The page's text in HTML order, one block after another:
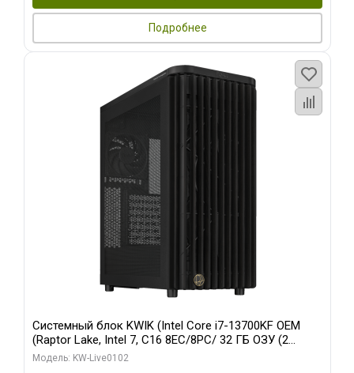
Подробнее
Системный блок KWIK (Intel Core i7-13700KF OEM
(Raptor Lake, Intel 7, C16 8EC/8PC/ 32 ГБ ОЗУ (2
модуля)/ Afox RTX4090 24GB GDDR6X 384-Bit 3xDP
Модель: KW-Live0102